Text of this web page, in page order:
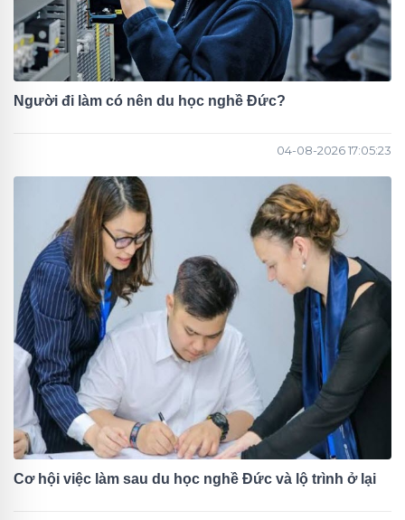
Người đi làm có nên du học nghề Đức?
04-08-2026 17:05:23
Cơ hội việc làm sau du học nghề Đức và lộ trình ở lại